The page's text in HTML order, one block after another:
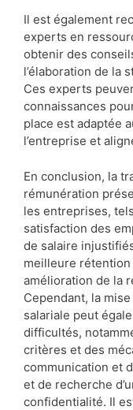
Il est également
experts en
obtenir des
l’élaboration de la
Ces experts
connaissances
place est adaptée
l’entreprise et
En conclusion, la
rémunération
les entreprises,
satisfaction des
de salaire
meilleure rétention
amélioration de la
Cependant, la
salariale peut
difficultés,
critères et des
communication et
et de recherche
confidentialité. Il